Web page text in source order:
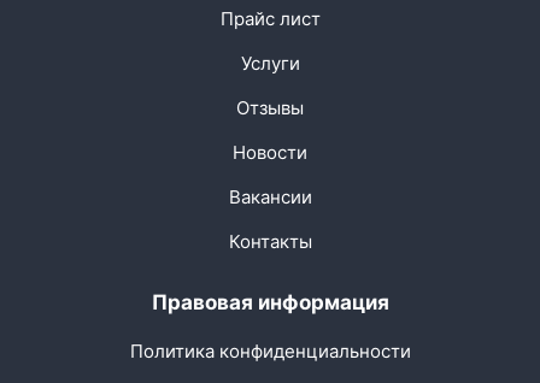
Прайс лист
Услуги
Отзывы
Новости
Вакансии
Контакты
Правовая информация
Политика конфиденциальности